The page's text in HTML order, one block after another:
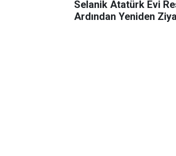
Selanik Atatürk Evi
Ardından Yeniden